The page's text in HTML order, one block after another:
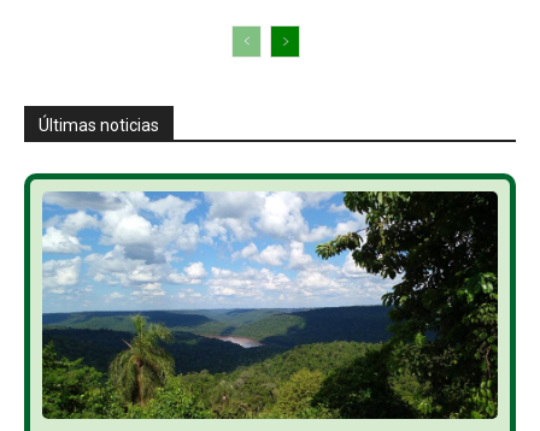
Últimas noticias